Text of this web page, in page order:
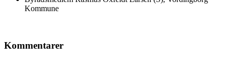
Kommune
Kommentarer